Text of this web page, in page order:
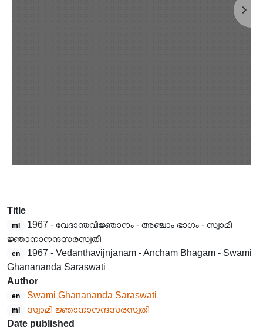
Title
ml
1967 - വേദാന്തവിജ്ഞാനം - അഞ്ചാം ഭാഗം - സ്വാമി
ജ്ഞാനാനന്ദസരസ്വതി
en
1967 - Vedanthavijnjanam - Ancham Bhagam - Swami
Ghanananda Saraswati
Author
en Swami Ghanananda Saraswati
ml
സ്വാമി ജ്ഞാനാനന്ദസരസ്വതി
Date published